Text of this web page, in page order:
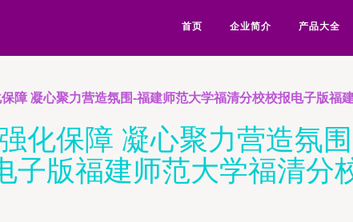
首页 企业简介 产品大全
障 凝心聚力营造氛围-福建师范大学福清分校校报电子版福
化保障 凝心聚力营造氛
子版福建师范大学福清分